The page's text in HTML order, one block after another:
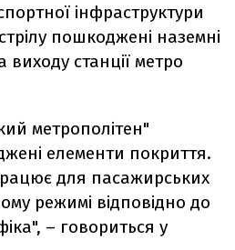
інфраструктури
пошкоджені наземні
виходу станції метро
метрополітен"
елементи покриття.
для пасажирських
режимі відповідно до
– говориться у